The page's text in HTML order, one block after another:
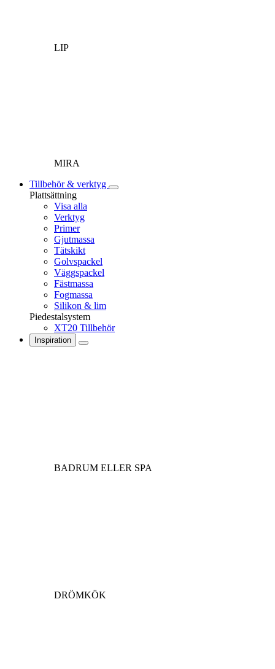
LIP
MIRA
Tillbehör & verktyg
Plattsättning
Visa alla
Verktyg
Primer
Gjutmassa
Tätskikt
Golvspackel
Väggspackel
Fästmassa
Fogmassa
Silikon & lim
Piedestalsystem
XT20 Tillbehör
Inspiration
BADRUM ELLER SPA
DRÖMKÖK